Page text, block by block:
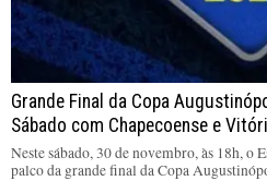
Grande Final da Copa
Sábado com Chapecoense e
Neste sábado, 30 de novembro, às 18h, o
palco da grande final da Copa